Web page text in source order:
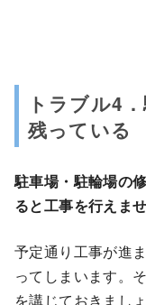
トラブル4
残っている
駐車場・駐輪場の
ると工事を行えませ
予定通り工事が進
ってしまいます。
を講じておきましょ